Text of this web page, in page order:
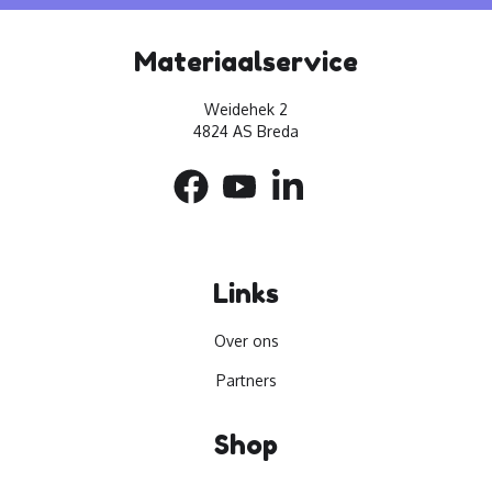
Materiaalservice
Weidehek 2
4824 AS Breda
Links
Over ons
Partners
Shop